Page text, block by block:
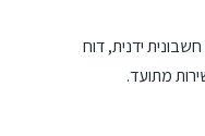
ידנית, דוח
מתועד.